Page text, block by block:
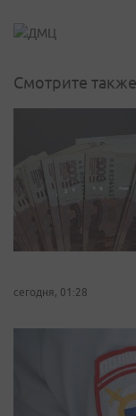
Смотрите также
сегодня, 01:28